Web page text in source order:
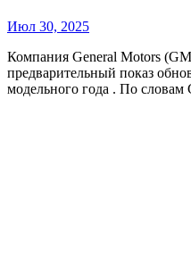
Июл 30, 2025
Компания General Motors (GM) опубликовала официальный
предварительный показ
модельного года . По